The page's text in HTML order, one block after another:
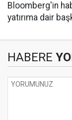
Bloomberg'in
yatırıma dair
HABERE